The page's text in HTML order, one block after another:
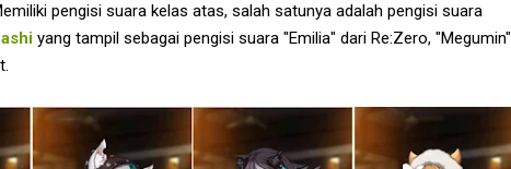
pengisi suara kelas atas, salah satunya adalah pengisi suara
yang tampil sebagai pengisi suara "Emilia" dari Re:Zero, "Megumin"